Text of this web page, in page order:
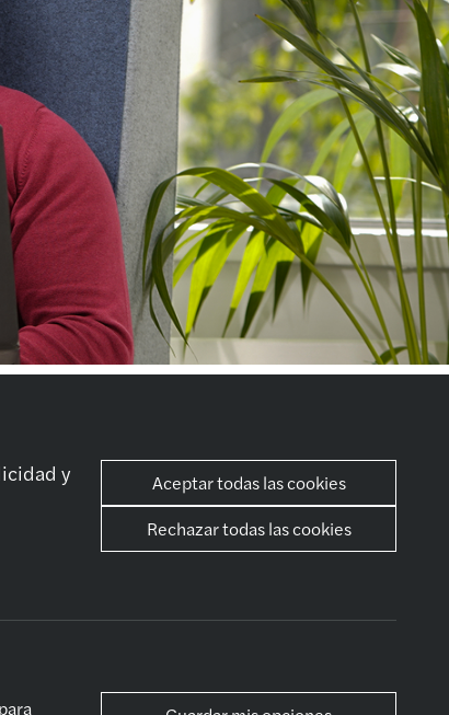
y
Aceptar todas las cookies
Rechazar todas las cookies